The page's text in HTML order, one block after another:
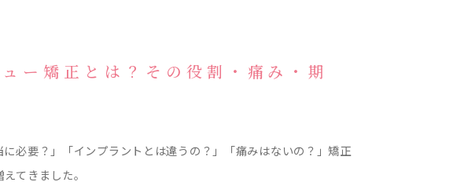
ー矯正とは？その役割・痛み・期
必要？」「インプラントとは違うの？」「痛みはないの？」矯正
てきました。